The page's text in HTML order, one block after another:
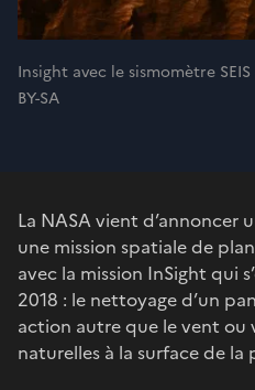
Insight avec le sismomètre
BY-SA
La NASA vient d’annoncer
une mission spatiale de
avec la mission InSight qui
2018 : le nettoyage d’un
action autre que le vent ou
naturelles à la surface de la